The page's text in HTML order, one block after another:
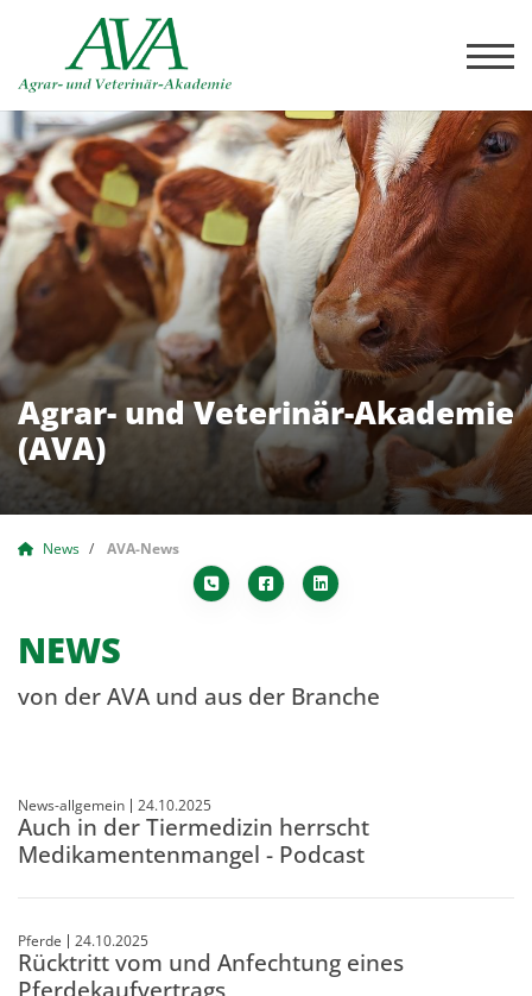
Agrar- und Veterinär-Akademie
(AVA)
News AVA-News
NEWS
von der AVA und aus der Branche
News-allgemein 24.10.2025
Auch in der Tiermedizin herrscht
Medikamentenmangel - Podcast
Pferde 24.10.2025
Rücktritt vom und Anfechtung eines
Pferdekaufvertrags